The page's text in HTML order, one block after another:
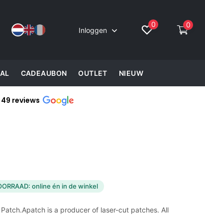
Inloggen
0 0
CADEAUBON OUTLET NIEUW
49 reviews
online én in de winkel
is a producer of laser-cut patches. All